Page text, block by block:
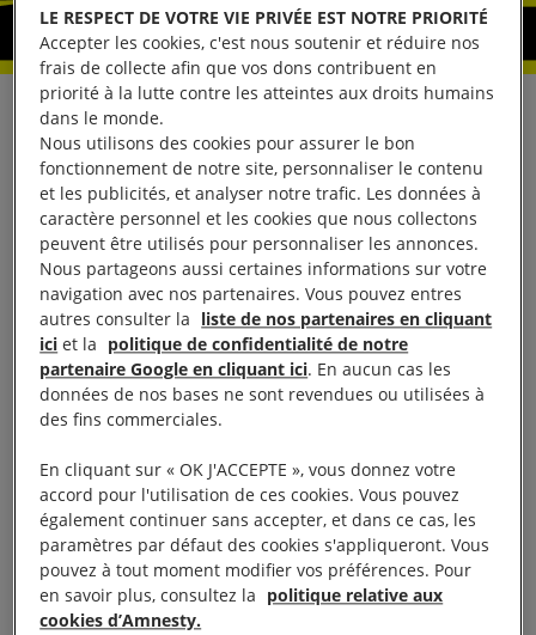
Le premier discours d’Emmanuel Macron à
l’Assemblée générale des Nations unies doit être
l’occasion de réaffirmer les engagements qu’il a pris
auprès d’Amnesty International France pendant la
campagne électorale et de montrer de façon
manifeste que la France est du côté des droits
humains. Devant l’ensemble des Etats membres des
Nations unies réunis ce lundi 18 septembre à New
York pour leur 72e session, le président de la
République, comme il l’a fait devant les
afficher la volonté de la France de protéger les civils
contre les atteintes commises par les acteurs
étatiques ou par les groupes armés.
«Au-delà des déclarations de principes, le message
LE RESPECT DE VOTRE VIE PRIVÉE EST NOTRE PRIORITÉ
Accepter les cookies, c'est nous soutenir et réduire nos
frais de collecte afin que vos dons contribuent en
priorité à la lutte contre les atteintes aux droits humains
dans le monde.
Nous utilisons des cookies pour assurer le bon
fonctionnement de notre site, personnaliser le contenu
et les publicités, et analyser notre trafic. Les données à
caractère personnel et les cookies que nous collectons
peuvent être utilisés pour personnaliser les annonces.
Nous partageons aussi certaines informations sur votre
navigation avec nos partenaires. Vous pouvez entres
autres consulter la liste de nos partenaires en cliquant
ici et la politique de confidentialité de notre
partenaire Google en cliquant ici. En aucun cas les
données de nos bases ne sont revendues ou utilisées à
des fins commerciales.
En cliquant sur « OK J'ACCEPTE », vous donnez votre
accord pour l'utilisation de ces cookies. Vous pouvez
également continuer sans accepter, et dans ce cas, les
paramètres par défaut des cookies s'appliqueront. Vous
pouvez à tout moment modifier vos préférences. Pour
en savoir plus, consultez la politique relative aux
cookies d’Amnesty.